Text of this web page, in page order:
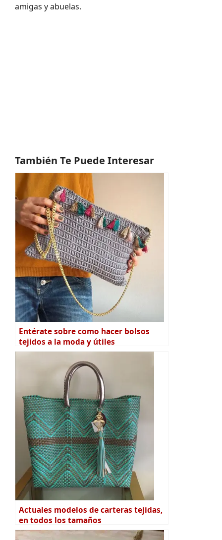
amigas y abuelas.
También Te Puede Interesar
Entérate sobre como hacer bolsos
tejidos a la moda y útiles
Actuales modelos de carteras tejidas,
en todos los tamaños